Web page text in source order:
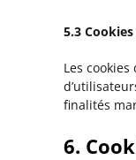
5.3
Les
finalités
6.